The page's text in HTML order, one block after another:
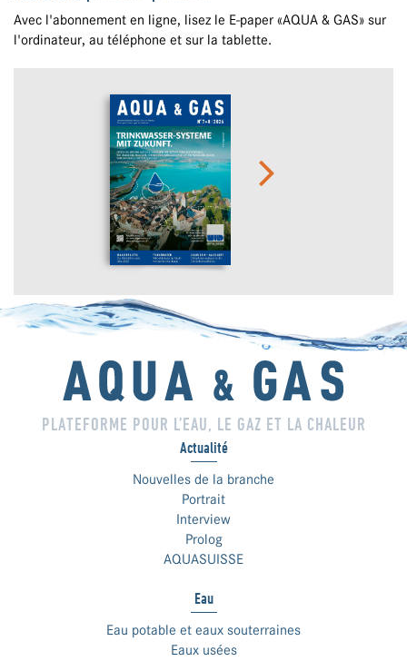
Avec l'abonnement en ligne, lisez le E-paper «AQUA & GAS» sur
l'ordinateur, au téléphone et sur la tablette.
PLATEFORME POUR L’EAU, LE GAZ ET LA CHALEUR
Actualité
Nouvelles de la branche
Portrait
Interview
Prolog
AQUASUISSE
Eau
Eau potable et eaux souterraines
Eaux usées